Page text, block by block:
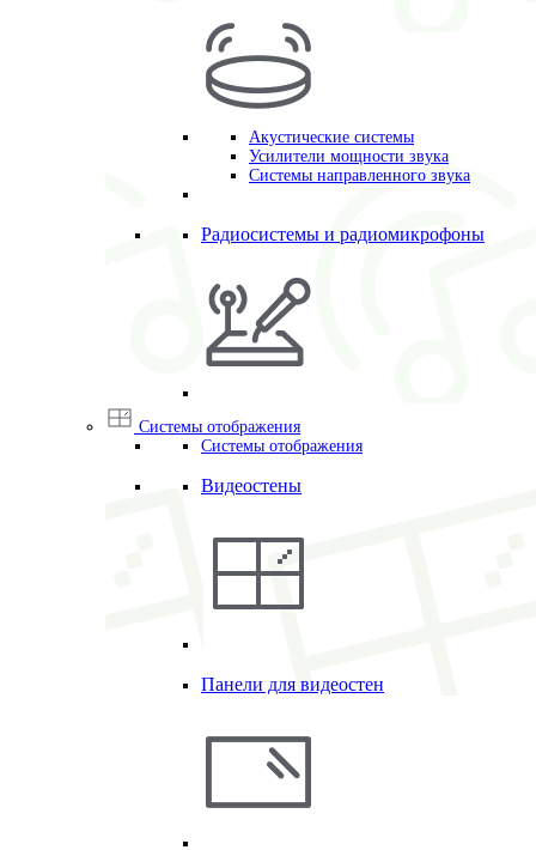
Акустические системы
Усилители мощности звука
Системы направленного звука
Радиосистемы и радиомикрофоны
Системы отображения
Системы отображения
Видеостены
Панели для видеостен